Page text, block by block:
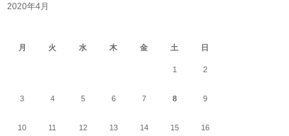
2020年4月
月
火 水 木 金 土 日
1 2
3 4 5 6 7 8 9
10 11 12 13 14 15 16